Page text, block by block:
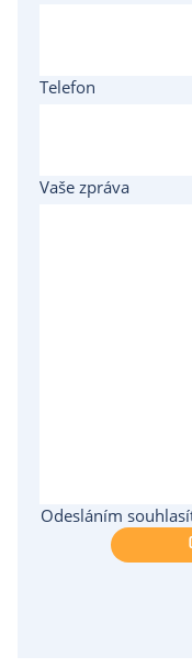
Telefon
Vaše zpráva
Odesláním